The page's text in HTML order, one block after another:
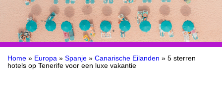
Home » Europa » Spanje » Canarische Eilanden » 5 sterren
hotels op Tenerife voor een luxe vakantie